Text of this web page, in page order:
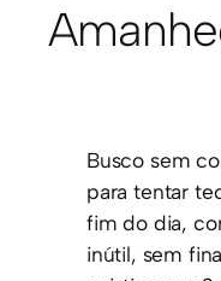
Busco sem
para tentar
fim do dia,
inútil, sem